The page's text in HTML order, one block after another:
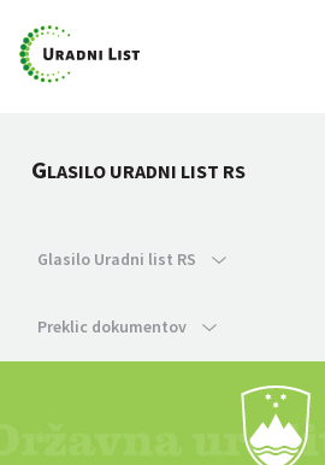
GLASILO URADNI LIST RS
Glasilo Uradni list RS
Preklic dokumentov